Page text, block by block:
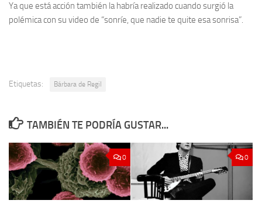
Ya que está acción también la habría realizado cuando surgió la
polémica con su video de “sonríe, que nadie te quite esa sonrisa”.
Etiquetas: Bárbara de Regil
TAMBIÉN TE PODRÍA GUSTAR...
0 0